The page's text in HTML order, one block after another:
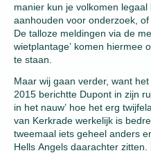
manier kun je volkomen
aanhouden voor onderzoek,
De talloze meldingen via de
wietplantage’ komen hiermee
te staan.
Maar wij gaan verder, want
2015 berichtte Dupont in zijn
in het nauw’ hoe het erg
van Kerkrade werkelijk is
tweemaal iets geheel anders
Hells Angels daarachter